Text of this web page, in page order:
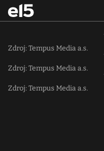
Zdroj: Tempus Media a.s.
Zdroj: Tempus Media a.s.
Zdroj: Tempus Media a.s.